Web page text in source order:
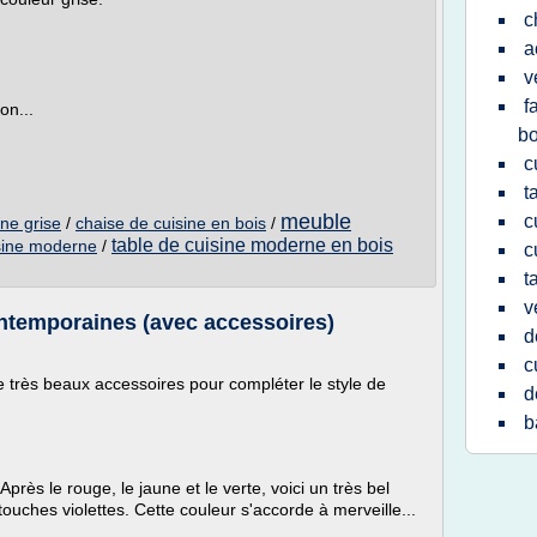
grise / chaise de cuisine en bois / meuble
moderne / table de cuisine moderne en bois
(avec accessoires)
beaux accessoires pour compléter le style de
le rouge, le jaune et le verte, voici un très bel
violettes. Cette couleur s'accorde à merveille...